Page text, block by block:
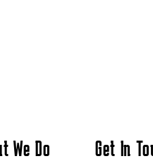
We Do Get In